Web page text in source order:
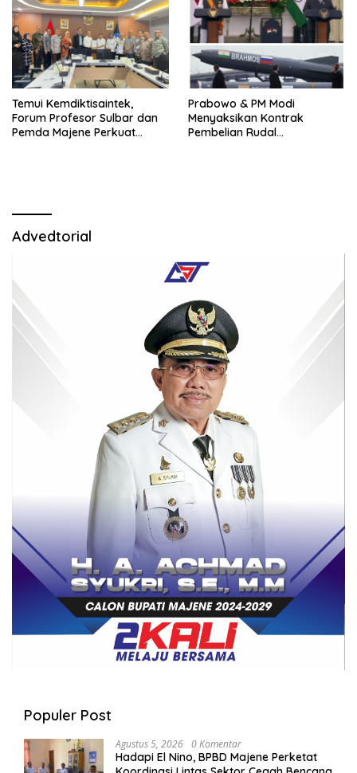
Temui Kemdiktisaintek,
Forum Profesor Sulbar dan
Pemda Majene Perkuat
Prabowo & PM Modi
Menyaksikan Kontrak
Pembelian Rudal
Advedtorial
Populer Post
Agustus 5, 2026 0 Komentar
Hadapi El Nino, BPBD Majene Perketat